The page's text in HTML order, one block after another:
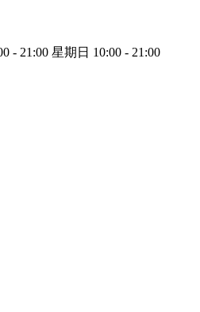
- 21:00 星期日 10:00 - 21:00